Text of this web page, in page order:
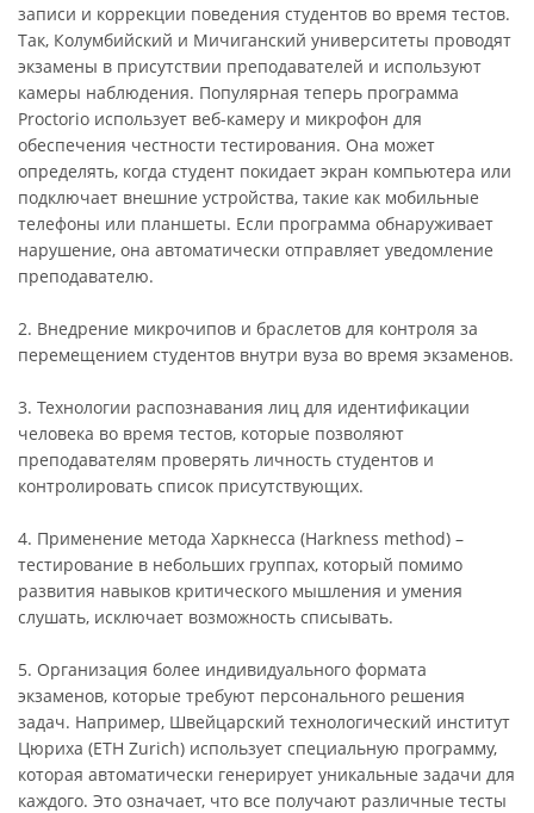
записи и коррекции поведения студентов во время тестов.
Так, Колумбийский и Мичиганский университеты проводят
экзамены в присутствии преподавателей и используют
камеры наблюдения. Популярная теперь программа
Proctorio использует веб-камеру и микрофон для
обеспечения честности тестирования. Она может
определять, когда студент покидает экран компьютера или
подключает внешние устройства, такие как мобильные
телефоны или планшеты. Если программа обнаруживает
нарушение, она автоматически отправляет уведомление
преподавателю.
2. Внедрение микрочипов и браслетов для контроля за
перемещением студентов внутри вуза во время экзаменов.
3. Технологии распознавания лиц для идентификации
человека во время тестов, которые позволяют
преподавателям проверять личность студентов и
контролировать список присутствующих.
4. Применение метода Харкнесса (Harkness method) –
тестирование в небольших группах, который помимо
развития навыков критического мышления и умения
слушать, исключает возможность списывать.
5. Организация более индивидуального формата
экзаменов, которые требуют персонального решения
задач. Например, Швейцарский технологический институт
Цюриха (ETH Zurich) использует специальную программу,
которая автоматически генерирует уникальные задачи для
каждого. Это означает, что все получают различные тесты